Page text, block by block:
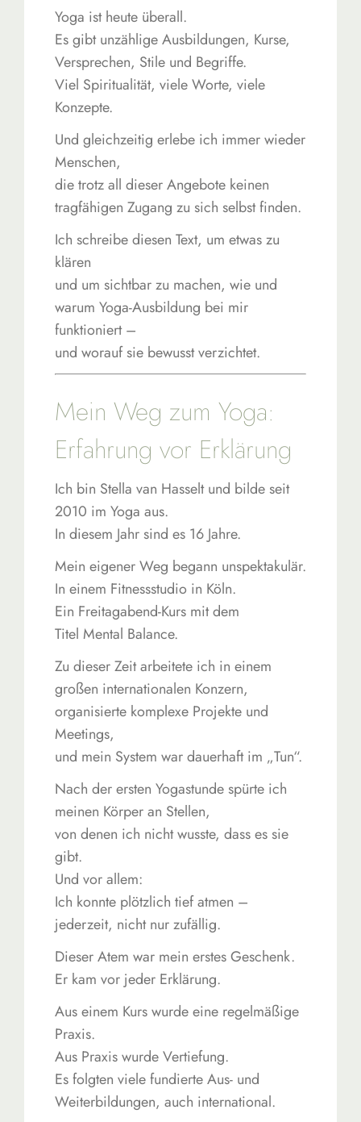
Yoga ist heute überall.
Es gibt unzählige Ausbildungen, Kurse,
Versprechen, Stile und Begriffe.
Viel Spiritualität, viele Worte, viele
Konzepte.
Und gleichzeitig erlebe ich immer wieder
Menschen,
die trotz all dieser Angebote keinen
tragfähigen Zugang zu sich selbst finden.
Ich schreibe diesen Text, um etwas zu
klären
und um sichtbar zu machen, wie und
warum Yoga-Ausbildung bei mir
funktioniert –
und worauf sie bewusst verzichtet.
Mein Weg zum Yoga:
Erfahrung vor Erklärung
Ich bin Stella van Hasselt und bilde seit
2010 im Yoga aus.
In diesem Jahr sind es 16 Jahre.
Mein eigener Weg begann unspektakulär.
In einem Fitnessstudio in Köln.
Ein Freitagabend-Kurs mit dem
Titel Mental Balance.
Zu dieser Zeit arbeitete ich in einem
großen internationalen Konzern,
organisierte komplexe Projekte und
Meetings,
und mein System war dauerhaft im „Tun“.
Nach der ersten Yogastunde spürte ich
meinen Körper an Stellen,
von denen ich nicht wusste, dass es sie
gibt.
Und vor allem:
Ich konnte plötzlich tief atmen –
jederzeit, nicht nur zufällig.
Dieser Atem war mein erstes Geschenk.
Er kam vor jeder Erklärung.
Aus einem Kurs wurde eine regelmäßige
Praxis.
Aus Praxis wurde Vertiefung.
Es folgten viele fundierte Aus- und
Weiterbildungen, auch international.